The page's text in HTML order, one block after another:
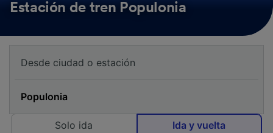
Estación de tren Populonia
Solo ida Ida y vuelta